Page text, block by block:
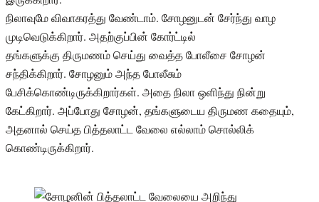
நிலாவுமே விவாகரத்து வேண்டாம். சோழனுடன் சேர்ந்து வாழ
முடிவெடுக்கிறார். அதற்குப்பின் கோர்ட்டில்
தங்களுக்கு திருமணம் செய்து வைத்த போலீசை சோழன்
சந்திக்கிறார். சோழனும் அந்த போலீசும்
பேசிக்கொண்டிருக்கிறார்கள். அதை நிலா ஒளிந்து நின்று
கேட்கிறார். அப்போது சோழன், தங்களுடைய திருமண கதையும்,
அதனால் செய்த பித்தலாட்ட வேலை எல்லாம் சொல்லிக்
கொண்டிருக்கிறார்.